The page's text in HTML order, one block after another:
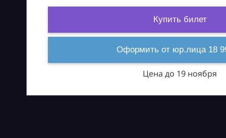
Купить билет
Оформить от юр.лица 18
Цена до 19 ноября